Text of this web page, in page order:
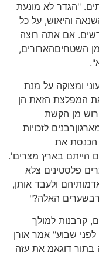
"הגדר לא מונעת
והיאוש, על כל
אם אתה רוצה
השטחיםהארורים,
ומצוקה על מנת
המפלצת הזאת הן
מן הקשת
לזכויות
הכנסת את
הייתם בארץ מצרים'.
פלסטינים צלא
ולעבד אותן,
האלה?"
קרבנות למולך
שבוע" אמר אורן
דוגאמ את עזה